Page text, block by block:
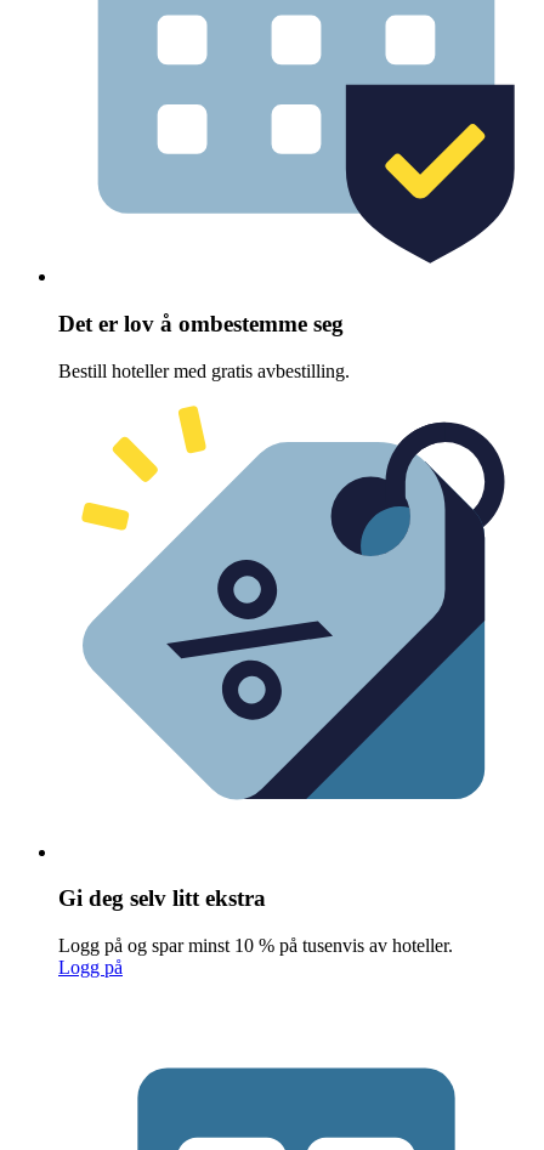
Det er lov å ombestemme seg
Bestill hoteller med gratis avbestilling.
Gi deg selv litt ekstra
Logg på og spar minst 10 % på tusenvis av hoteller.
Logg på